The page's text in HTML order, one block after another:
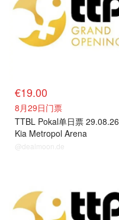
€19.00
8月29日门票
TTBL Pokal单日票 29.08.26
Kia Metropol Arena
@dealmoon.de